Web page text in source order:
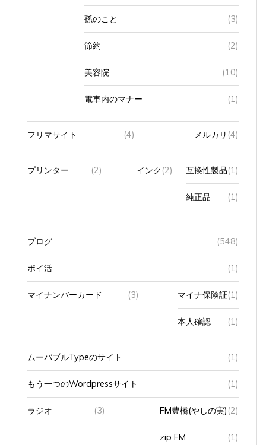
孫のこと (3)
節約 (2)
美容院 (10)
電車内のマナー (1)
フリマサイト (4) (4)
プリンター (2) インク (2) 互換性製品 (1)
純正品 (1)
ブログ (548)
ポイ活 (1)
マイナンバーカード (3) マイナ保険証(1)
本人確認 (1)
ムーバブルTypeのサイト (1)
もう一つのWordpressサイト (1)
(3) FM豊橋(やしの実) (2)
zip FM (1)